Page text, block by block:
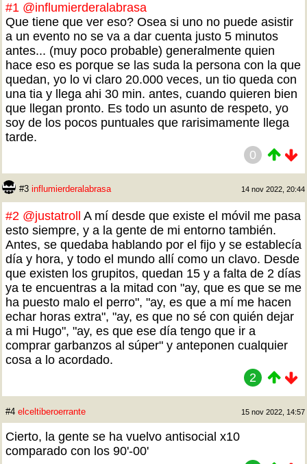
#1 @influmierderalabrasa
Que tiene que ver eso? Osea si uno no puede asistir
a un evento no se va a dar cuenta justo 5 minutos
antes... (muy poco probable) generalmente quien
hace eso es porque se las suda la persona con la que
quedan, yo lo vi claro 20.000 veces, un tio queda con
una tia y llega ahi 30 min. antes, cuando quieren bien
que llegan pronto. Es todo un asunto de respeto, yo
soy de los pocos puntuales que rarisimamente llega
tarde.
0
#3 influmierderalabrasa 14 nov 2022, 20:44
#2 @justatroll A mí desde que existe el móvil me pasa
esto siempre, y a la gente de mi entorno también.
Antes, se quedaba hablando por el fijo y se establecía
día y hora, y todo el mundo allí como un clavo. Desde
que existen los grupitos, quedan 15 y a falta de 2 días
ya te encuentras a la mitad con "ay, que es que se me
ha puesto malo el perro", "ay, es que a mí me hacen
echar horas extra", "ay, es que no sé con quién dejar
a mi Hugo", "ay, es que ese día tengo que ir a
comprar garbanzos al súper" y anteponen cualquier
cosa a lo acordado.
2
#4 elceltiberoerrante 15 nov 2022, 14:57
Cierto, la gente se ha vuelvo antisocial x10
comparado con los 90'-00'